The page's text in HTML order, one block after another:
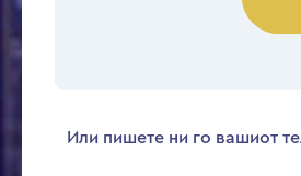
Или пишете ни го вашиот